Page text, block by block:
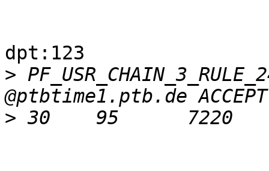
dpt:123
>
> 30	95	7220	ACCEPT	udp